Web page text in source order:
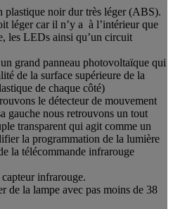
plastique noir dur très léger (ABS).
léger car il n’y a à l’intérieur que
les LEDs ainsi qu’un circuit
grand panneau photovoltaïque qui
de la surface supérieure de la
de chaque côté)
le détecteur de mouvement
gauche nous retrouvons un tout
transparent qui agit comme un
la programmation de la lumière
la télécommande infrarouge
infrarouge.
de la lampe avec pas moins de 38